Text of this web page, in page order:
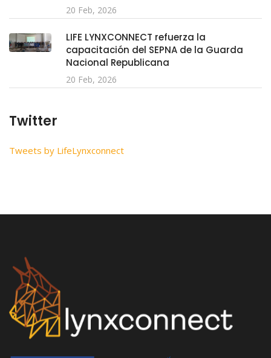
20 Feb, 2026
LIFE LYNXCONNECT refuerza la
capacitación del SEPNA de la Guarda
Nacional Republicana
20 Feb, 2026
Twitter
Tweets by LifeLynxconnect